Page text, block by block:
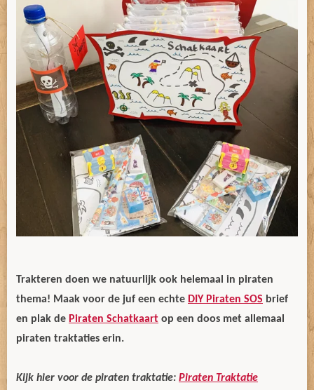
Trakteren doen we natuurlijk ook helemaal in piraten
thema! Maak voor de juf een echte DIY Piraten SOS brief
en plak de Piraten Schatkaart op een doos met allemaal
piraten traktaties erin.
Kijk hier voor de piraten traktatie: Piraten Traktatie